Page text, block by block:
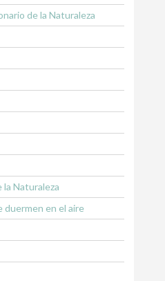
de la Naturaleza
Naturaleza
duermen en el aire